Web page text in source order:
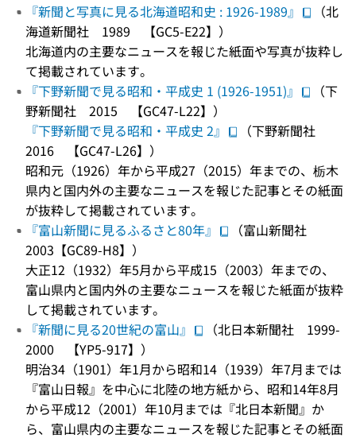
『新聞と写真に見る北海道昭和史 : 1926-1989』
（北
海道新聞社 1989 【GC5-E22】）
北海道内の主要なニュースを報じた紙面や写真が抜粋し
て掲載されています。
『下野新聞で見る昭和・平成史 1 (1926-1951)』
（下
野新聞社 2015 【GC47-L22】）
『下野新聞で見る昭和・平成史 2』
（下野新聞社
2016 【GC47-L26】）
昭和元（1926）年から平成27（2015）年までの、栃木
県内と国内外の主要なニュースを報じた記事とその紙面
が抜粋して掲載されています。
『富山新聞に見るふるさと80年』
（富山新聞社
2003【GC89-H8】）
大正12（1932）年5月から平成15（2003）年までの、
富山県内と国内外の主要なニュースを報じた紙面が抜粋
して掲載されています。
『新聞に見る20世紀の富山』
（北日本新聞社 1999-
2000 【YP5-917】）
明治34（1901）年1月から昭和14（1939）年7月までは
『富山日報』を中心に北陸の地方紙から、昭和14年8月
から平成12（2001）年10月までは『北日本新聞』か
ら、富山県内の主要なニュースを報じた記事とその紙面